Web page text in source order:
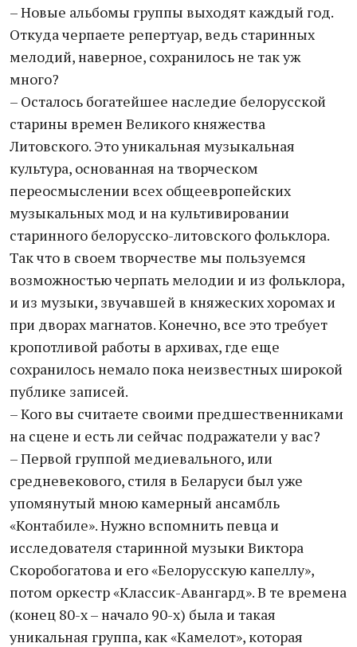
– Новые альбомы группы выходят каждый год.
Откуда черпаете репертуар, ведь старинных
мелодий, наверное, сохранилось не так уж
много?
– Осталось богатейшее наследие белорусской
старины времен Великого княжества
Литовского. Это уникальная музыкальная
культура, основанная на творческом
переосмыслении всех общеевропейских
музыкальных мод и на культивировании
старинного белорусско-литовского фольклора.
Так что в своем творчестве мы пользуемся
возможностью черпать мелодии и из фольклора,
и из музыки, звучавшей в княжеских хоромах и
при дворах магнатов. Конечно, все это требует
кропотливой работы в архивах, где еще
сохранилось немало пока неизвестных широкой
публике записей.
– Кого вы считаете своими предшественниками
на сцене и есть ли сейчас подражатели у вас?
– Первой группой медиевального, или
средневекового, стиля в Беларуси был уже
упомянутый мною камерный ансамбль
«Контабиле». Нужно вспомнить певца и
исследователя старинной музыки Виктора
Скоробогатова и его «Белорусскую капеллу»,
потом оркестр «Классик-Авангард». В те времена
(конец 80-х – начало 90-х) была и такая
уникальная группа, как «Камелот», которая